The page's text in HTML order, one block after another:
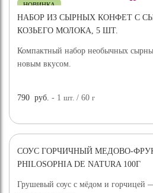
НОВИНКА
НАБОР ИЗ СЫРНЫХ КОНФЕТ С
КОЗЬЕГО МОЛОКА, 5 ШТ.
Компактный набор необычных
новым вкусом.
790 руб. - 1шт. / 60г
СОУС ГОРЧИЧНЫЙ МЕДОВО-
PHILOSOPHIA DE NATURA 100Г
Грушевый соус с мёдом и горчицей